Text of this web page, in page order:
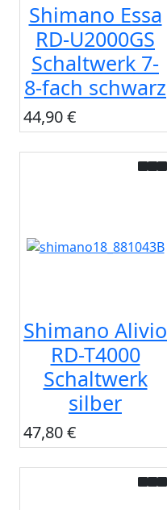
Shimano Essa
RD-U2000GS
Schaltwerk 7-
8-fach schwarz
44,90 €
Shimano Alivio
RD-T4000
Schaltwerk
silber
47,80 €